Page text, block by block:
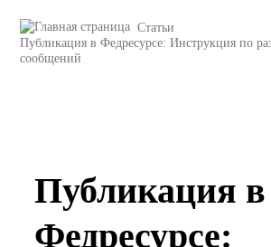
Статьи
Публикация в Федресурсе: Инструкция по
сообщений
Публикация в
Федресурсе: